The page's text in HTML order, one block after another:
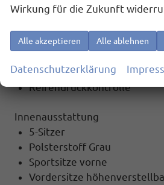
Sicherheit
Notrufsystem
el. Wegfahrsperre
Reifendruckkontrolle
Innenausstattung
5-Sitzer
Polsterstoff Grau
Sportsitze vorne
Vordersitze
Wirkung für die Zukunft
Alle akzeptieren Alle ablehnen
Datenschutzerklärung